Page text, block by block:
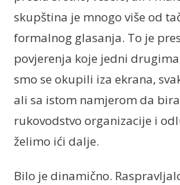
skupština je mnogo više od
formalnog glasanja. To je
povjerenja koje jedni
smo se okupili iza ekrana,
ali sa istom namjerom da
rukovodstvo organizacije i
želimo ići dalje.
Bilo je dinamično.